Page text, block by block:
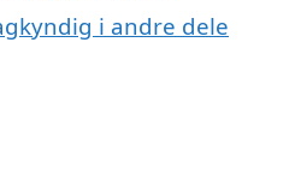
i andre dele